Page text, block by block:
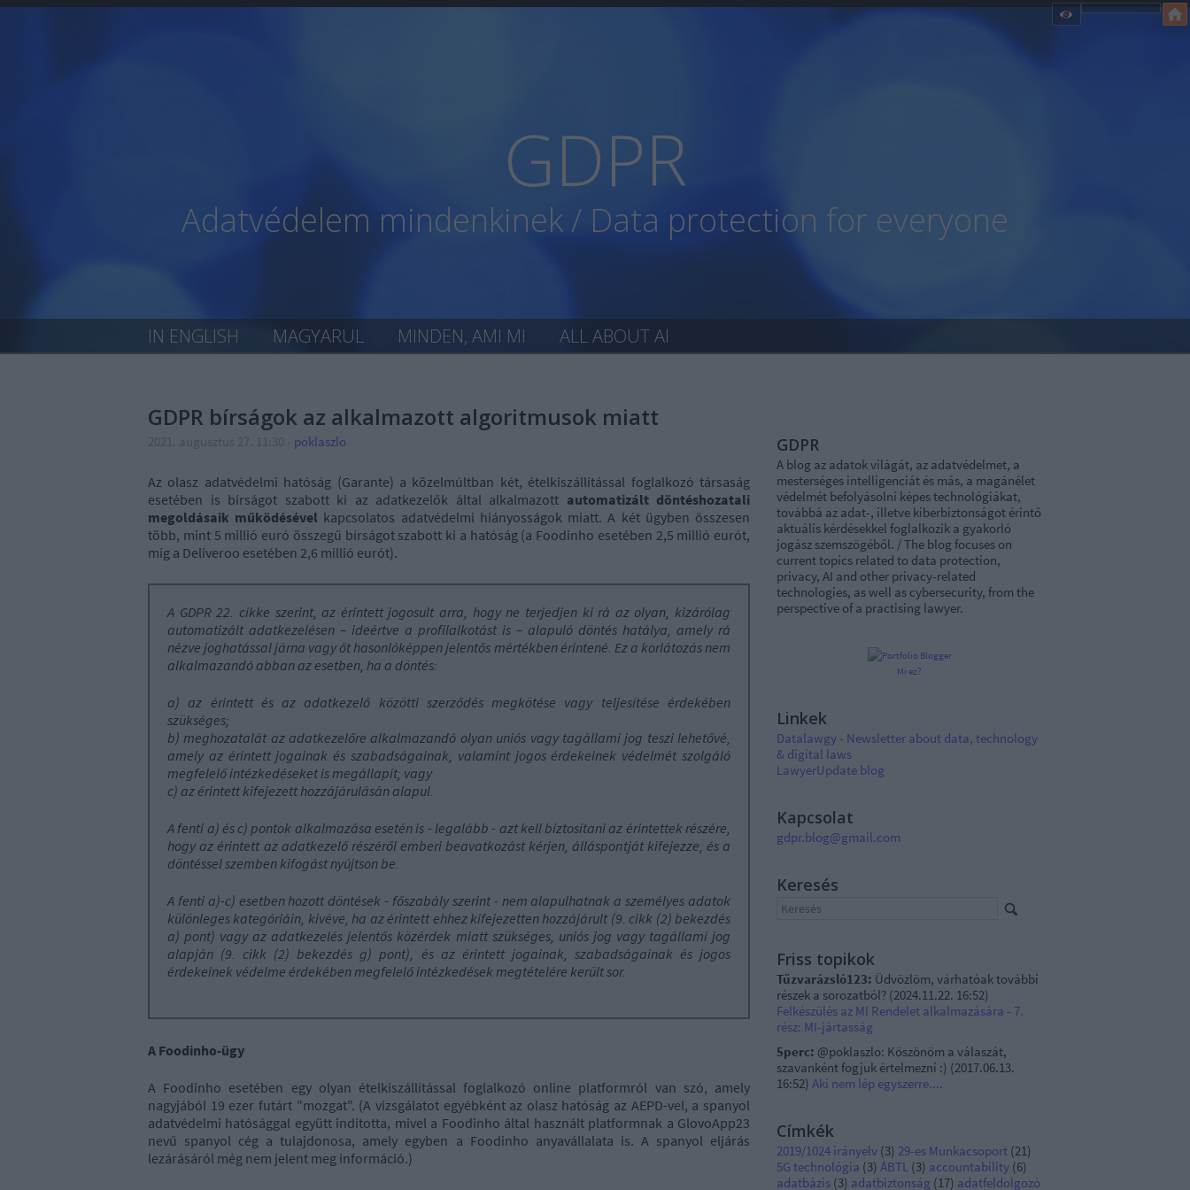
GDPR
Adatvédelem mindenkinek / Data protection for everyone
IN ENGLISH MAGYARUL MINDEN, AMI MI ALL ABOUT AI
GDPR bírságok az alkalmazott algoritmusok miatt
poklaszlo
Az olasz adatvédelmi hatóság (Garante) a közelmúltban két, ételkiszállítással foglalkozó társaság
esetében is bírságot szabott ki az adatkezelők által alkalmazott automatizált döntéshozatali
megoldásaik működésével kapcsolatos adatvédelmi hiányosságok miatt. A két ügyben összesen
több, mint 5 millió euró összegű bírságot szabott ki a hatóság (a Foodinho esetében 2,5 millió eurót,
míg a Deliveroo esetében 2,6 millió eurót).
A GDPR 22. cikke szerint, az érintett jogosult arra, hogy ne terjedjen ki rá az olyan, kizárólag
automatizált adatkezelésen – ideértve a profilalkotást is – alapuló döntés hatálya, amely rá
nézve joghatással járna vagy őt hasonlóképpen jelentős mértékben érintené. Ez a korlátozás nem
alkalmazandó abban az esetben, ha a döntés:
a) az érintett és az adatkezelő közötti szerződés megkötése vagy teljesítése érdekében
szükséges;
b) meghozatalát az adatkezelőre alkalmazandó olyan uniós vagy tagállami jog teszi lehetővé,
amely az érintett jogainak és szabadságainak, valamint jogos érdekeinek védelmét szolgáló
megfelelő intézkedéseket is megállapít; vagy
c) az érintett kifejezett hozzájárulásán alapul.
A fenti a) és c) pontok alkalmazása esetén is - legalább - azt kell biztosítani az érintettek részére,
hogy az érintett az adatkezelő részéről emberi beavatkozást kérjen, álláspontját kifejezze, és a
döntéssel szemben kifogást nyújtson be.
A fenti a)-c) esetben hozott döntések - főszabály szerint - nem alapulhatnak a személyes adatok
különleges kategóriáin, kivéve, ha az érintett ehhez kifejezetten hozzájárult (9. cikk (2) bekezdés
a) pont) vagy az adatkezelés jelentős közérdek miatt szükséges, uniós jog vagy tagállami jog
alapján (9. cikk (2) bekezdés g) pont), és az érintett jogainak, szabadságainak és jogos
érdekeinek védelme érdekében megfelelő intézkedések megtételére került sor.
A Foodinho-ügy
A Foodinho esetében egy olyan ételkiszállítással foglalkozó online platformról van szó, amely
nagyjából 19 ezer futárt "mozgat". (A vizsgálatot egyébként az olasz hatóság az AEPD-vel, a spanyol
adatvédelmi hatósággal együtt indította, mivel a Foodinho által használt platformnak a GlovoApp23
nevű spanyol cég a tulajdonosa, amely egyben a Foodinho anyavállalata is. A spanyol eljárás
lezárásáról még nem jelent meg információ.)
GDPR
A blog az adatok világát, az adatvédelmet, a
mesterséges intelligenciát és más, a magánélet
védelmét befolyásolni képes technológiákat,
továbbá az adat-, illetve kiberbiztonságot érintő
aktuális kérdésekkel foglalkozik a gyakorló
jogász szemszögéből. / The blog focuses on
current topics related to data protection,
privacy, AI and other privacy-related
technologies, as well as cybersecurity, from the
perspective of a practising lawyer.
Mi ez?
Linkek
Datalawgy - Newsletter about data, technology
& digital laws
LawyerUpdate blog
Kapcsolat
gdpr.blog@gmail.com
Keresés
Friss topikok
Tűzvarázsló123: Üdvözlöm, várhatóak további
részek a sorozatból? (2024.11.22. 16:52)
Felkészülés az MI Rendelet alkalmazására - 7.
rész: MI-jártasság
5perc: @poklaszlo: Köszönöm a válaszát,
szavanként fogjuk értelmezni :) (2017.06.13.
16:52) Aki nem lép egyszerre....
Címkék
2019/1024 irányelv (3) 29-es Munkacsoport (21)
5G technológia (3) ÁBTL (3) accountability (6)
adatbázis (3) adatbiztonság (17) adatfeldolgozó